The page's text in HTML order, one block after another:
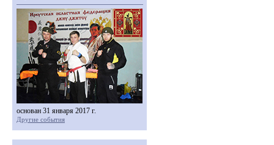
основан 31 января 2017 г.
Другие события